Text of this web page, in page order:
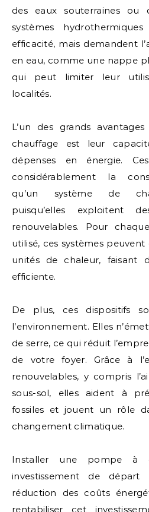
des eaux souterraines ou
systèmes
efficacité, mais demandent
en eau, comme une nappe
qui peut limiter leur
localités.
L’un des grands
chauffage est leur
dépenses en énergie.
considérablement la
qu’un système de
puisqu’elles exploitent
renouvelables. Pour
utilisé, ces systèmes
unités de chaleur, faisant
efficiente.
De plus, ces dispositifs
l’environnement. Elles
de serre, ce qui réduit
de votre foyer. Grâce à
renouvelables, y compris
sous-sol, elles aident à
fossiles et jouent un rôle
changement climatique.
Installer une pompe à
investissement de départ
réduction des coûts
rentabiliser cet